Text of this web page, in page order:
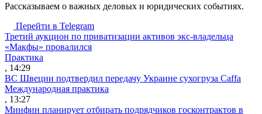
Рассказываем о важных деловых и юридических событиях.
Перейти в Telegram
Третий аукцион по приватизации активов экс-владельца
«Макфы» провалился
Практика
, 14:29
ВС Швеции подтвердил передачу Украине сухогруза Caffa
Международная практика
, 13:27
Минфин планирует отбирать подрядчиков госконтрактов в